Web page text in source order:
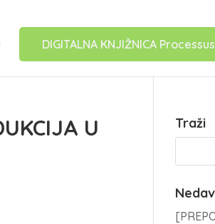
DIGITALNA KNJIŽNICA
U Traži